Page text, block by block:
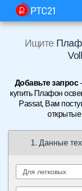
Ищите
Добавьте запрос-
купить Плафон
Passat, Вам
1. Данные